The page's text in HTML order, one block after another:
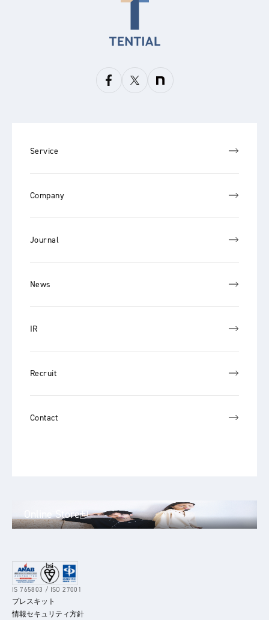
Service
Company
Journal
News
IR
Recruit
Contact
Online Store
IS 765803 / ISO 27001
プレスキット
情報セキュリティ方針